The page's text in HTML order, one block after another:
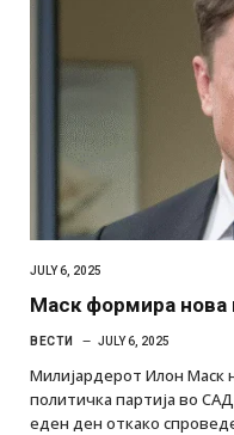
JULY 6, 2025
Маск формира нова
ВЕСТИ JULY 6, 2025
Милијардерот Илон Маск
политичка партија во
еден ден откако